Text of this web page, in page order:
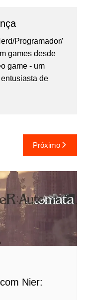
Programador/
games desde
game - um
de
Próximo
Nier: